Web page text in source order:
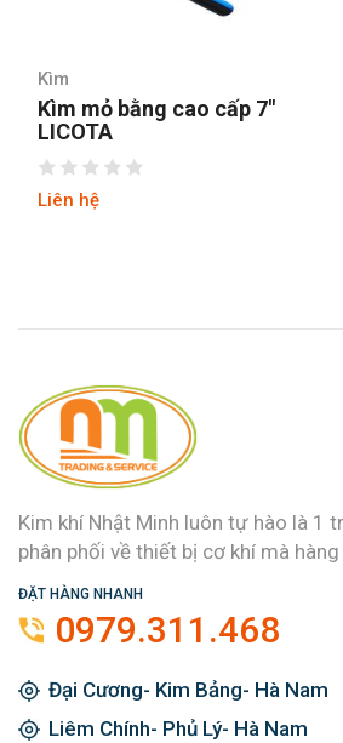
Kìm
Kìm mỏ bằng cao cấp 7″
LICOTA
Liên hệ
Kim khí Nhật Minh luôn tự hào là 1
phân phối về thiết bị cơ khí mà
ĐẶT HÀNG NHANH
0979.311.468
Đại Cương- Kim Bảng- Hà Nam
Liêm Chính- Phủ Lý- Hà Nam